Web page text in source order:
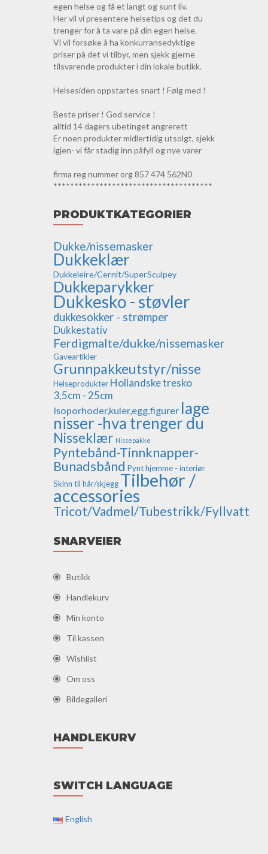
egen helse og få et langt og sunt liv.
Her vil vi presentere helsetips og det du
trenger for å ta vare på din egen helse.
Vi vil forsøke å ha konkurransedyktige
priser på det vi tilbyr, men sjekk gjerne
tilsvarende produkter i din lokale butikk.
Helsesiden oppstartes snart ! Følg med !
Beste priser ! God service !
alltid 14 dagers ubetinget angrerett
Er noen produkter midlertidig utsolgt, sjekk
igjen- vi får stadig inn påfyll og nye varer
firma reg nummer org 857 474 562N0
**************************************
PRODUKTKATEGORIER
Dukke/nissemasker
Dukkeklær
Dukkeleire/Cernit/SuperSculpey
Dukkeparykker
Dukkesko - støvler
dukkesokker - strømper
Dukkestativ
Ferdigmalte/dukke/nissemasker
Gaveartikler
Grunnpakkeutstyr/nisse
Helseprodukter Hollandske tresko
3,5cm - 25cm
Isoporhoder,kuler,egg,figurer lage
nisser -hva trenger du
Nisseklær Nissepakke
Pyntebånd-Tinnknapper-
Bunadsbånd Pynt hjemme - interiør
Skinn til hår/skjegg Tilbehør /
accessories
Tricot/Vadmel/Tubestrikk/Fyllvatt
SNARVEIER
Butikk
Handlekurv
Min konto
Til kassen
Wishlist
Om oss
Bildegalleri
HANDLEKURV
SWITCH LANGUAGE
English